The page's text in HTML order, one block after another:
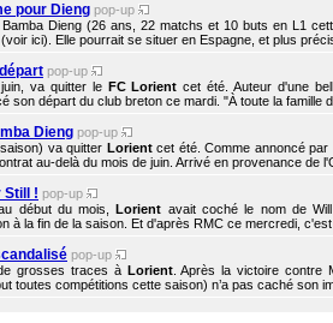
pour Dieng pop-up
Bamba Dieng (26 ans, 22 matchs et 10 buts en L1
ici). Elle pourrait se situer en Espagne, et plus
pop-up
va quitter le FC Lorient cet été. Auteur d'une
son départ du club breton ce mardi. "À toute la famille
Dieng pop-up
va quitter Lorientcet été. Comme annoncé par
au-delà du mois de juin. Arrivé en provenance de
Still ! pop-up
début du mois,Lorient avait coché le nom de
à la fin de la saison. Et d'après RMC ce mercredi,
pop-up
grosses traces à Lorient. Après la victoire contre
toutes compétitions cette saison) n’a pas caché son